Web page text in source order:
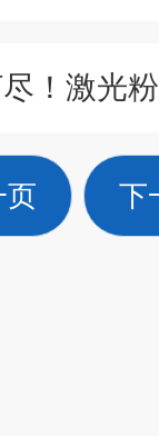
页 下